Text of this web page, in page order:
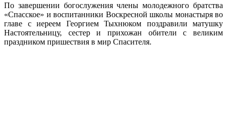
По завершении богослужения члены молодежного братства
«Спасское» и воспитанники Воскресной школы монастыря во
главе с иереем Георгием Тыхнюком поздравили матушку
Настоятельницу, сестер и прихожан обители с великим
праздником пришествия в мир Спасителя.